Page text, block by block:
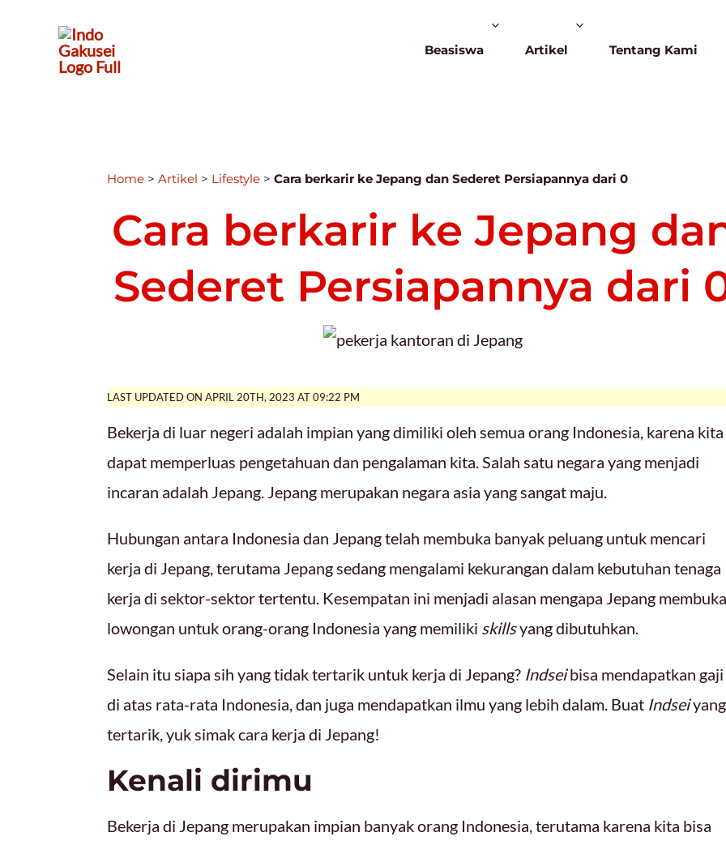
Beasiswa Artikel Tentang Kami
Home > Artikel > Lifestyle > Cara berkarir ke Jepang dan Sederet Persiapannya dari 0
Cara berkarir ke Jepang
Sederet Persiapannya dari
LAST UPDATED ON APRIL 20TH, 2023 AT 09:22 PM
Bekerja di luar negeri adalah impian yang dimiliki oleh semua orang Indonesia, karena kita
dapat memperluas pengetahuan dan pengalaman kita. Salah satu negara yang menjadi
incaran adalah Jepang. Jepang merupakan negara asia yang sangat maju.
Hubungan antara Indonesia dan Jepang telah membuka banyak peluang untuk mencari
kerja di Jepang, terutama Jepang sedang mengalami kekurangan dalam kebutuhan tenaga
kerja di sektor-sektor tertentu. Kesempatan ini menjadi alasan mengapa Jepang membuka
lowongan untuk orang-orang Indonesia yang memiliki skillsyang dibutuhkan.
Selain itu siapa sih yang tidak tertarik untuk kerja di Jepang? Indseibisa mendapatkan gaji
di atas rata-rata Indonesia, dan juga mendapatkan ilmu yang lebih dalam. Buat Indseiyang
tertarik, yuk simak cara kerja di Jepang!
Kenali dirimu
Bekerja di Jepang merupakan impian banyak orang Indonesia, terutama karena kita bisa